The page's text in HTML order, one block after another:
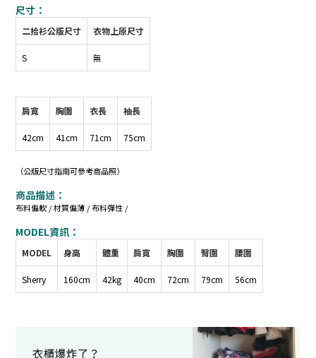
尺寸：
二拾衫公版尺寸 衣物上原尺寸
S 無
肩寬 胸圍 衣長 袖長
42cm 41cm 71cm 75cm
（公版尺寸指南可參考商品照）
商品描述：
布料偏軟 / 材質偏薄 / 布料彈性 /
MODEL資訊：
MODEL 身高 體重 肩寬 胸圍 臀圍 腰圍
Sherry 160cm 42kg 40cm 72cm 79cm 56cm